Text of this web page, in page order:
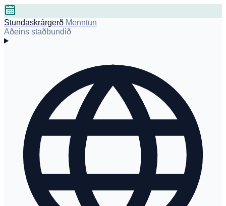
Stundaskrárgerð Menntun
Aðeins staðbundið